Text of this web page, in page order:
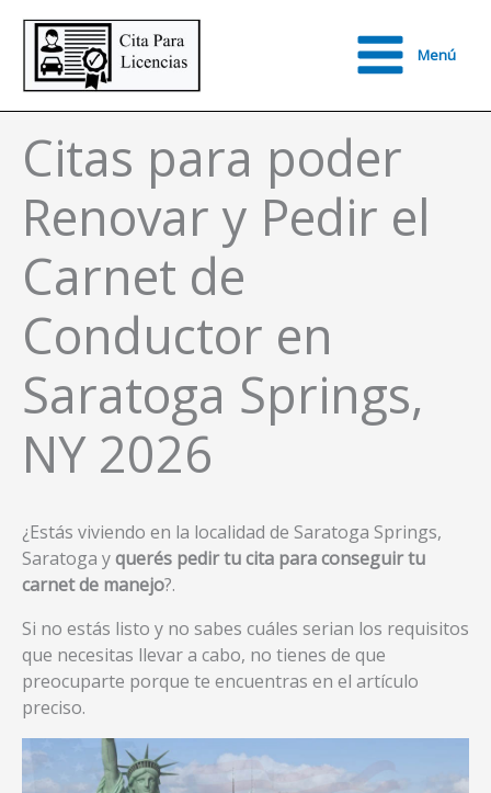
contenido
Main
Menú
Citas para poder
Renovar y Pedir el
Carnet de
Conductor en
Saratoga Springs,
NY 2026
¿Estás viviendo en la localidad de Saratoga Springs,
Saratoga yquerés pedir tu cita para conseguir tu
carnet de manejo?.
Si no estás listo y no sabes cuáles serian los requisitos
que necesitas llevar a cabo, no tienes de que
preocuparte porque te encuentras en el artículo
preciso.